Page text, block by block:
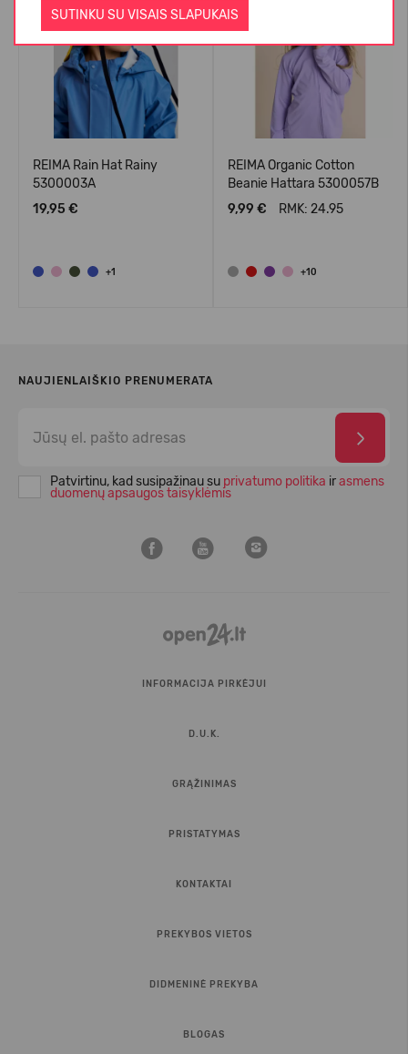
SUTINKU SU VISAIS SLAPUKAIS
REIMA Rain Hat Rainy
5300003A
19,95 €
+1
REIMA Organic Cotton
Beanie Hattara 5300057B
9,99 €
RMK: 24.95
+10
NAUJIENLAIŠKIO PRENUMERATA
Patvirtinu, kad susipažinau su privatumo politika irasmens
duomenų apsaugos taisyklėmis
INFORMACIJA PIRKĖJUI
D.U.K.
GRĄŽINIMAS
PRISTATYMAS
KONTAKTAI
PREKYBOS VIETOS
DIDMENINĖ PREKYBA
BLOGAS